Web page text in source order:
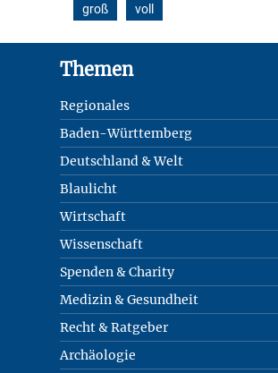
groß voll
Themen
Regionales
Baden-Württemberg
Deutschland & Welt
Blaulicht
Wirtschaft
Wissenschaft
Spenden & Charity
Medizin & Gesundheit
Recht & Ratgeber
Archäologie